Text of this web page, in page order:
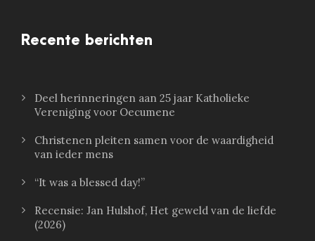
Recente berichten
Deel herinneringen aan 25 jaar Katholieke
Vereniging voor Oecumene
Christenen pleiten samen voor de waardigheid
van ieder mens
“It was a blessed day!”
Recensie: Jan Hulshof, Het geweld van de liefde
(2026)